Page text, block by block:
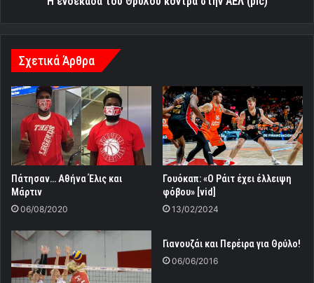
Σχετικά Άρθρα
Πάτησαν… Αθήνα Έλις και
Μάρτιν
06/08/2020
Γουόκαπ: «Ο Ράιτ έχει έλλειψη
φόβου» [vid]
13/02/2024
Γιανουζάι και Περέιρα για Θρύλο!
06/06/2016